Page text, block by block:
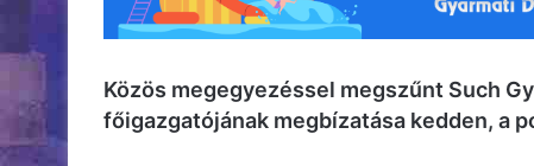
Közös megegyezéssel megszűnt Such
főigazgatójának megbízatása kedden, a